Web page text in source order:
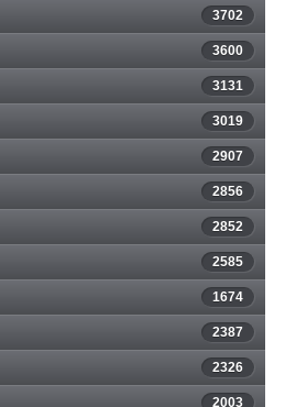
3702
3600
3131
3019
2907
2856
2852
2585
1674
2387
2326
2003